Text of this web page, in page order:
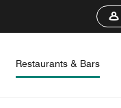
Restaurants & Bars